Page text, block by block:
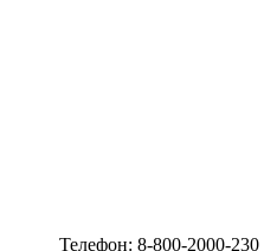
Телефон: 8-800-2000-230